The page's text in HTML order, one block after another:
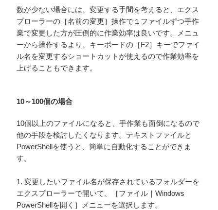
数が少ない場合には、変更する手間を考えると、エクス
プローラーの［名前の変更］操作で１ファイルずつ手作
業で変更した方が圧倒的に作業効率は良いです。メニュ
ーから操作するより、キーボードの［F2］キーでファイ
ル名を変更するショートカットが使えるので作業効率を
上げることもできます。
10～100個の場合
10個以上のファイルになると、手作業も面倒になるので
他の手段を検討したくなります。テキストファイルと
PowerShellを使うと、簡単に自動化することができま
す。
1. 変更したいファイル名が保存されているフォルダーを
エクスプローラーで開いて、［ファイル｜Windows
PowerShellを開く］メニューを選択します。